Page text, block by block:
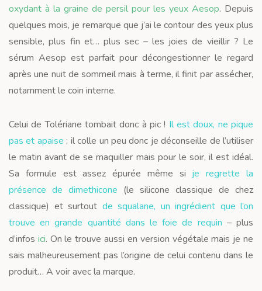
oxydant à la graine de persil pour les yeux Aesop. Depuis
quelques mois, je remarque que j’ai le contour des yeux plus
sensible, plus fin et… plus sec – les joies de vieillir ? Le
sérum Aesop est parfait pour décongestionner le regard
après une nuit de sommeil mais à terme, il finit par assécher,
notamment le coin interne.
Celui de Tolériane tombait donc à pic ! Il est doux, ne pique
pas et apaise ; il colle un peu donc je déconseille de l’utiliser
le matin avant de se maquiller mais pour le soir, il est idéal.
Sa formule est assez épurée même si je regrette la
présence de dimethicone (le silicone classique de chez
classique) et surtout de squalane, un ingrédient que l’on
trouve en grande quantité dans le foie de requin – plus
d’infos ici. On le trouve aussi en version végétale mais je ne
sais malheureusement pas l’origine de celui contenu dans le
produit… A voir avec la marque.